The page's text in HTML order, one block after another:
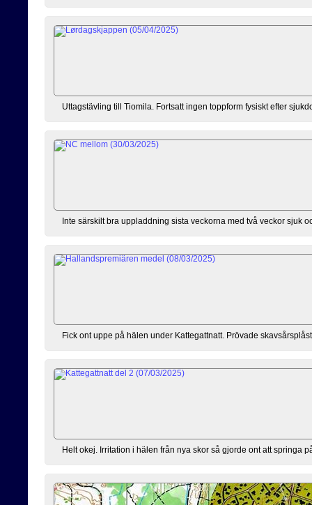
Uttagstävling till Tiomila. Fortsatt ingen toppform fysiskt efter
Inte särskilt bra uppladdning sista veckorna med två veckor sjuk
Fick ont uppe på hälen under Kattegattnatt. Prövade
Helt okej. Irritation i hälen från nya skor så gjorde ont att springa